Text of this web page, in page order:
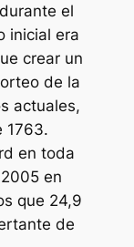
el
inicial era
crear un
de la
actuales,
1763.
en toda
en
que 24,9
de